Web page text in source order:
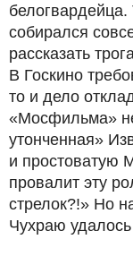
собирался
рассказать
В Госкино
то и дело
«Мосфильма»
утонченная»
и простоватую
провалит эту
стрелок?!» Но
Чухраю